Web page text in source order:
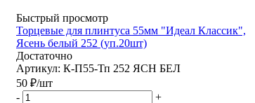
Быстрый просмотр
Торцевые для плинтуса 55мм "Идеал Классик",
Ясень белый 252 (уп.20шт)
Достаточно
Артикул: К-П55-Тп 252 ЯСН БЕЛ
50 ₽/шт
-
+